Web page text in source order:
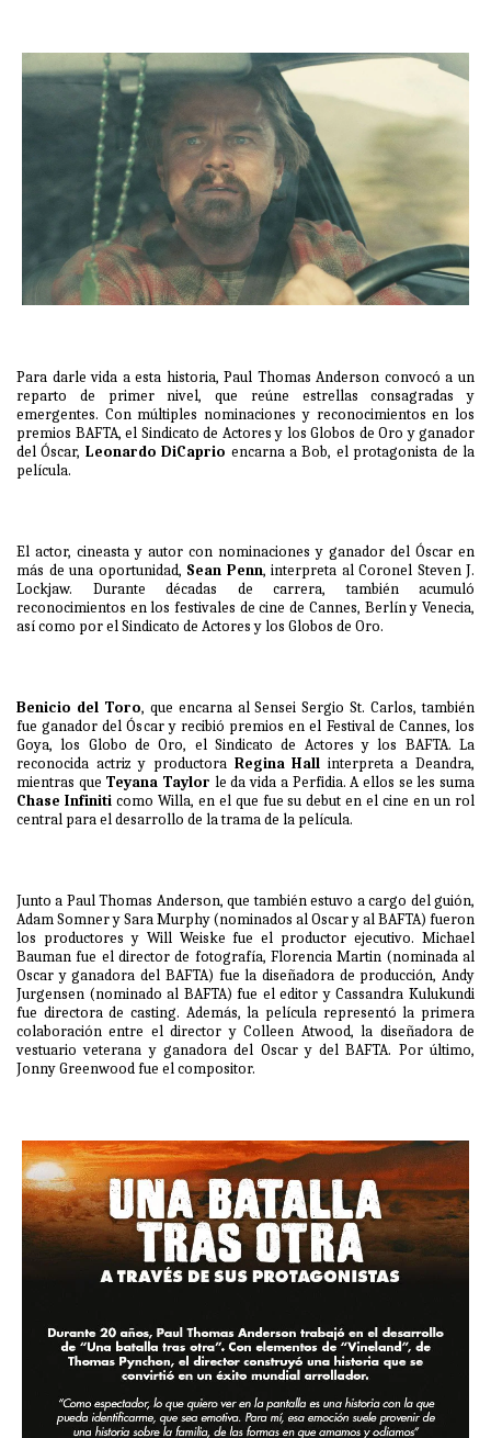
Para darle vida a esta historia, Paul Thomas Anderson convocó a un
reparto de primer nivel, que reúne estrellas consagradas y
emergentes. Con múltiples nominaciones y reconocimientos en los
premios BAFTA, el Sindicato de Actores y los Globos de Oro y ganador
del Óscar, Leonardo DiCaprio encarna a Bob, el protagonista de la
película.
El actor, cineasta y autor con nominaciones y ganador del Óscar en
más de una oportunidad, Sean Penn, interpreta al Coronel Steven J.
Lockjaw. Durante décadas de carrera, también acumuló
reconocimientos en los festivales de cine de Cannes, Berlín y Venecia,
así como por el Sindicato de Actores y los Globos de Oro.
Benicio del Toro, que encarna al Sensei Sergio St. Carlos, también
fue ganador del Óscar y recibió premios en el Festival de Cannes, los
Goya, los Globo de Oro, el Sindicato de Actores y los BAFTA. La
reconocida actriz y productora Regina Hall interpreta a Deandra,
mientras que Teyana Taylor le da vida a Perfidia. A ellos se les suma
Chase Infiniti como Willa, en el que fue su debut en el cine en un rol
central para el desarrollo de la trama de la película.
Junto a Paul Thomas Anderson, que también estuvo a cargo del guión,
Adam Somner y Sara Murphy (nominados al Oscar y al BAFTA) fueron
los productores y Will Weiske fue el productor ejecutivo. Michael
Bauman fue el director de fotografía, Florencia Martin (nominada al
Oscar y ganadora del BAFTA) fue la diseñadora de producción, Andy
Jurgensen (nominado al BAFTA) fue el editor y Cassandra Kulukundi
fue directora de casting. Además, la película representó la primera
colaboración entre el director y Colleen Atwood, la diseñadora de
vestuario veterana y ganadora del Oscar y del BAFTA. Por último,
Jonny Greenwood fue el compositor.